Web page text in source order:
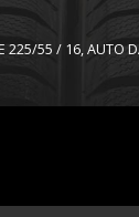
55 / ​​16, AUTO